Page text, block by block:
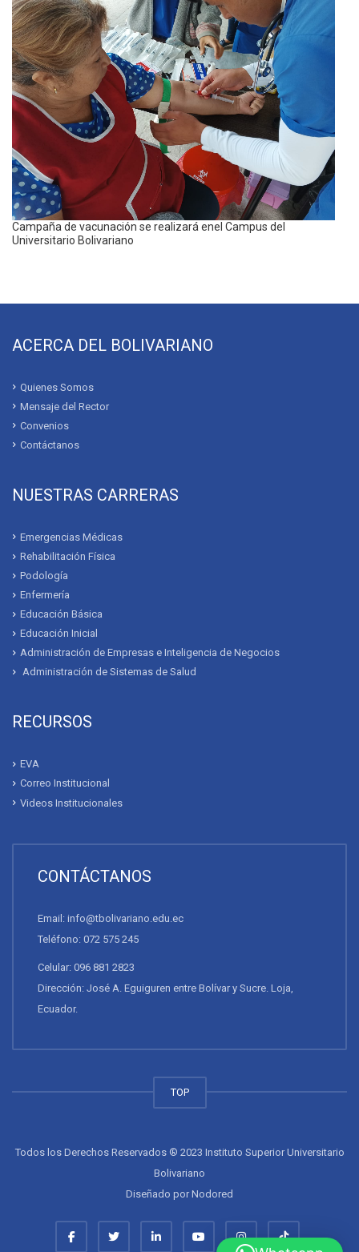
Campaña de vacunación se realizará enel Campus del
Universitario Bolivariano
ACERCA DEL BOLIVARIANO
Quienes Somos
Mensaje del Rector
Convenios
Contáctanos
NUESTRAS CARRERAS
Emergencias Médicas
Rehabilitación Física
Podología
Enfermería
Educación Básica
Educación Inicial
Administración de Empresas e Inteligencia de Negocios
Administración de Sistemas de Salud
RECURSOS
EVA
Correo Institucional
Videos Institucionales
CONTÁCTANOS
Email: info@tbolivariano.edu.ec
Teléfono: 072 575 245
Celular: 096 881 2823
Dirección: José A. Eguiguren entre Bolívar y Sucre. Loja,
Ecuador.
TOP
Todos los Derechos Reservados ® 2023 Instituto Superior Universitario
Bolivariano
Diseñado porNodored